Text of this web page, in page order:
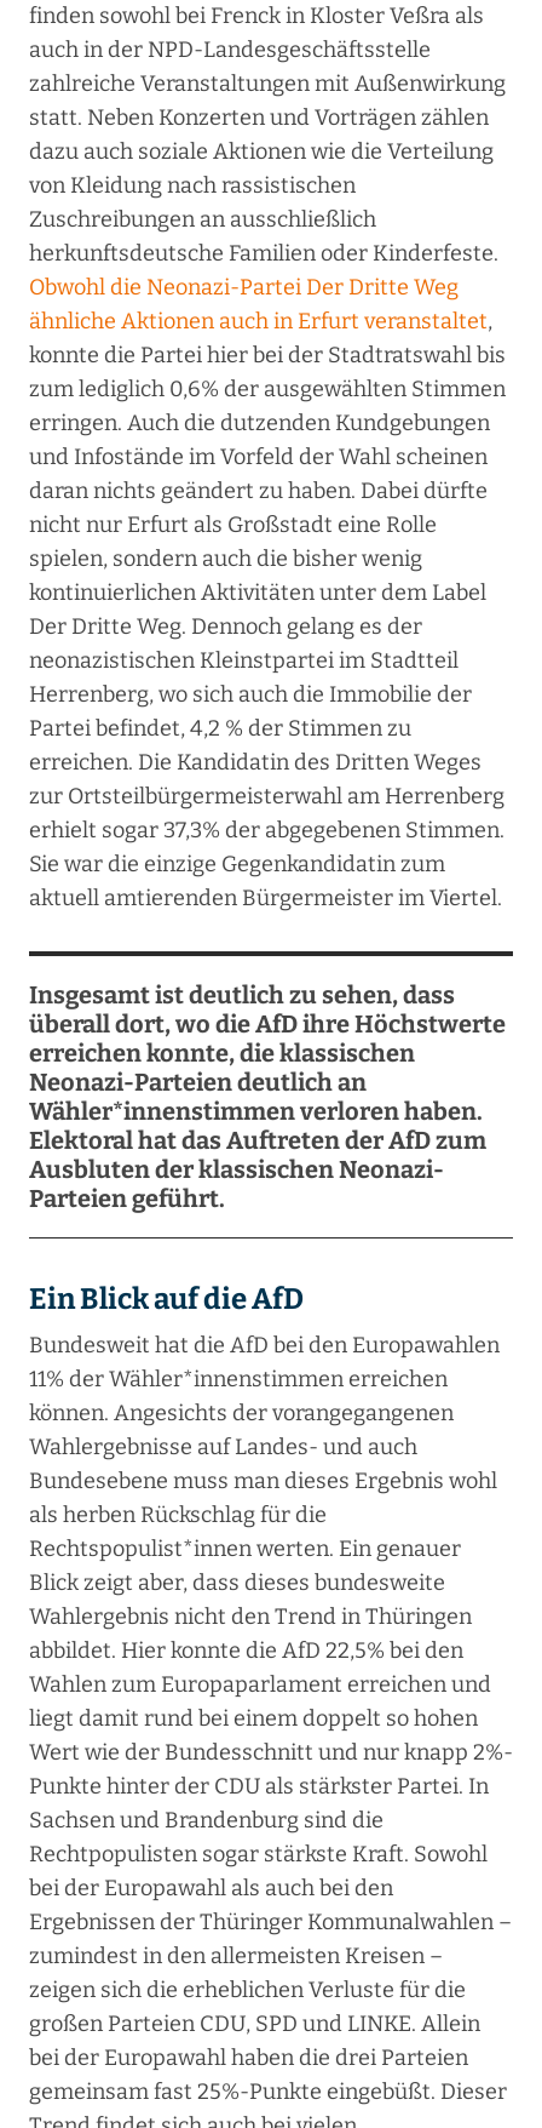
finden sowohl bei Frenck in Kloster Veßra als
auch in der NPD-Landesgeschäftsstelle
zahlreiche Veranstaltungen mit Außenwirkung
statt. Neben Konzerten und Vorträgen zählen
dazu auch soziale Aktionen wie die Verteilung
von Kleidung nach rassistischen
Zuschreibungen an ausschließlich
herkunftsdeutsche Familien oder Kinderfeste.
Obwohl die Neonazi-Partei Der Dritte Weg
ähnliche Aktionen auch in Erfurt veranstaltet,
konnte die Partei hier bei der Stadtratswahl bis
zum lediglich 0,6% der ausgewählten Stimmen
erringen. Auch die dutzenden Kundgebungen
und Infostände im Vorfeld der Wahl scheinen
daran nichts geändert zu haben. Dabei dürfte
nicht nur Erfurt als Großstadt eine Rolle
spielen, sondern auch die bisher wenig
kontinuierlichen Aktivitäten unter dem Label
Der Dritte Weg. Dennoch gelang es der
neonazistischen Kleinstpartei im Stadtteil
Herrenberg, wo sich auch die Immobilie der
Partei befindet, 4,2 % der Stimmen zu
erreichen. Die Kandidatin des Dritten Weges
zur Ortsteilbürgermeisterwahl am Herrenberg
erhielt sogar 37,3% der abgegebenen Stimmen.
Sie war die einzige Gegenkandidatin zum
aktuell amtierenden Bürgermeister im Viertel.
Insgesamt ist deutlich zu sehen, dass
überall dort, wo die AfD ihre Höchstwerte
erreichen konnte, die klassischen
Neonazi-Parteien deutlich an
Wähler*innenstimmen verloren haben.
Elektoral hat das Auftreten der AfD zum
Ausbluten der klassischen Neonazi-
Parteien geführt.
Ein Blick auf die AfD
Bundesweit hat die AfD bei den Europawahlen
11% der Wähler*innenstimmen erreichen
können. Angesichts der vorangegangenen
Wahlergebnisse auf Landes- und auch
Bundesebene muss man dieses Ergebnis wohl
als herben Rückschlag für die
Rechtspopulist*innen werten. Ein genauer
Blick zeigt aber, dass dieses bundesweite
Wahlergebnis nicht den Trend in Thüringen
abbildet. Hier konnte die AfD 22,5% bei den
Wahlen zum Europaparlament erreichen und
liegt damit rund bei einem doppelt so hohen
Wert wie der Bundesschnitt und nur knapp 2%-
Punkte hinter der CDU als stärkster Partei. In
Sachsen und Brandenburg sind die
Rechtpopulisten sogar stärkste Kraft. Sowohl
bei der Europawahl als auch bei den
Ergebnissen der Thüringer Kommunalwahlen –
zumindest in den allermeisten Kreisen –
zeigen sich die erheblichen Verluste für die
großen Parteien CDU, SPD und LINKE. Allein
bei der Europawahl haben die drei Parteien
gemeinsam fast 25%-Punkte eingebüßt. Dieser